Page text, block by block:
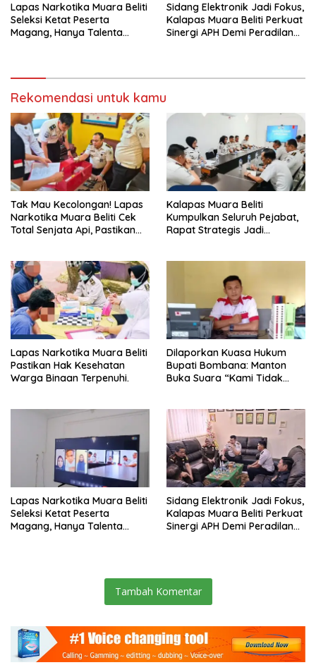
Lapas Narkotika Muara Beliti
Seleksi Ketat Peserta
Magang, Hanya Talenta
Sidang Elektronik Jadi Fokus,
Kalapas Muara Beliti Perkuat
Sinergi APH Demi Peradilan
Rekomendasi untuk kamu
Tak Mau Kecolongan! Lapas
Narkotika Muara Beliti Cek
Total Senjata Api, Pastikan
Kalapas Muara Beliti
Kumpulkan Seluruh Pejabat,
Rapat Strategis Jadi
Lapas Narkotika Muara Beliti
Pastikan Hak Kesehatan
Warga Binaan Terpenuhi.
Dilaporkan Kuasa Hukum
Bupati Bombana: Manton
Buka Suara “Kami Tidak
Lapas Narkotika Muara Beliti
Seleksi Ketat Peserta
Magang, Hanya Talenta
Sidang Elektronik Jadi Fokus,
Kalapas Muara Beliti Perkuat
Sinergi APH Demi Peradilan
Tambah Komentar